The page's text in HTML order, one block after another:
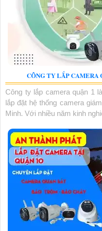
CÔNG TY LẮP CAMERA
Công ty lắp camera quận 1
lắp đặt hệ thống camera
Minh. Với nhiều năm kinh